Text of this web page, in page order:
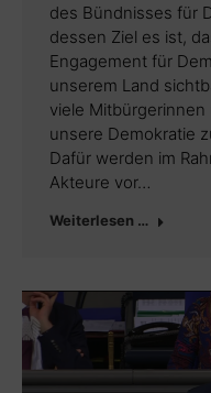
des Bündnisses für
dessen Ziel es ist,
Engagement für
unserem Land
viele
unsere Demokratie
Dafür werden im
Akteure vor…
Weiterlesen …